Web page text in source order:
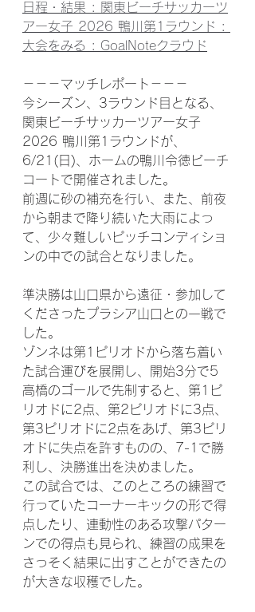
日程・結果 : 関東ビーチサッカーツ
アー女子 2026 鴨川第1ラウンド :
大会をみる : GoalNoteクラウド
－－－マッチレポート－－－
今シーズン、3ラウンド目となる、
関東ビーチサッカーツアー女子
2026 鴨川第1ラウンドが、
6/21(日)、ホームの鴨川令徳ビーチ
コートで開催されました。
前週に砂の補充を行い、また、前夜
から朝まで降り続いた大雨によっ
て、少々難しいピッチコンディショ
ンの中での試合となりました。
準決勝は山口県から遠征・参加して
くださったプラシア山口との一戦で
した。
ゾンネは第1ピリオドから落ち着い
た試合運びを展開し、開始3分で5
高橋のゴールで先制すると、第1ピ
リオドに2点、第2ピリオドに3点、
第3ピリオドに2点をあげ、第3ピリ
オドに失点を許すものの、7-1で勝
利し、決勝進出を決めました。
この試合では、このところの練習で
行っていたコーナーキックの形で得
点したり、連動性のある攻撃パター
ンでの得点も見られ、練習の成果を
さっそく結果に出すことができたの
が大きな収穫でした。